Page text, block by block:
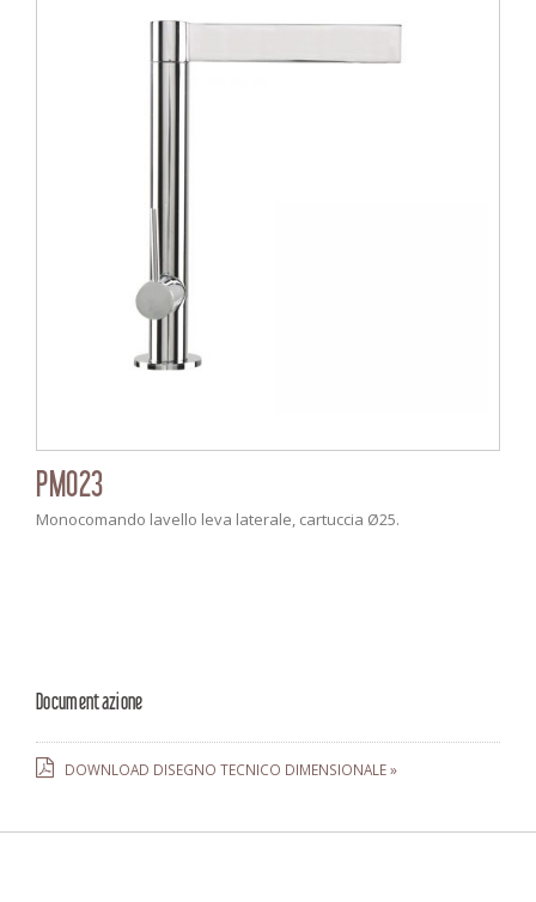
PM023
Monocomando lavello leva laterale, cartuccia Ø25.
Documentazione
DOWNLOAD DISEGNO TECNICO DIMENSIONALE »